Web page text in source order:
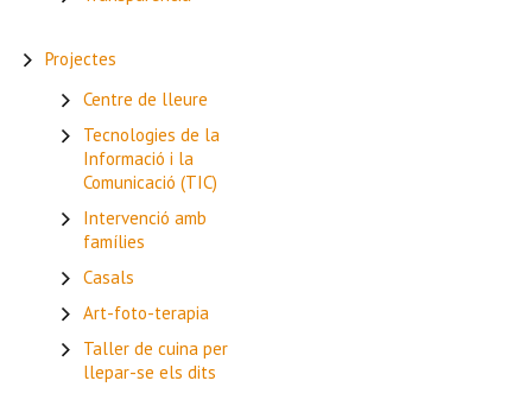
Projectes
Centre de lleure
Tecnologies de la
Informació i la
Comunicació (TIC)
Intervenció amb
famílies
Casals
Art-foto-terapia
Taller de cuina per
llepar-se els dits